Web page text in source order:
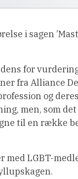
i sagen
for
fra Alliance
og
men, som
til en række
LGBT-